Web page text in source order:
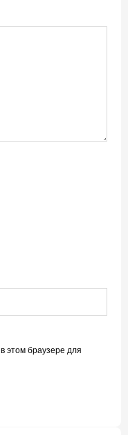
этом браузере для